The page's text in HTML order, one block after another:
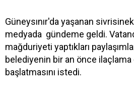
Güneysınır'da yaşanan
medyada gündeme geldi.
mağduriyeti yaptıkları
belediyenin bir an önce ilaçlama
başlatmasını istedi.